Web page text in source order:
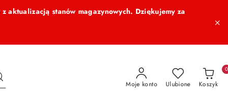
aktualizacją stanów magazynowych. Dziękujemy za
Moje konto Ulubione Koszyk
0